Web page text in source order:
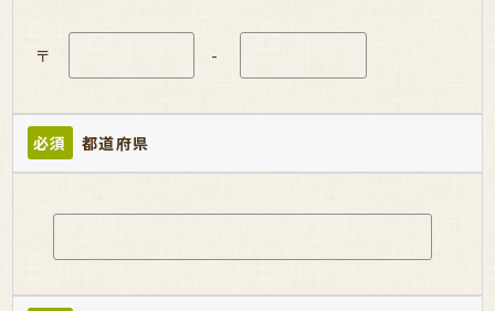
〒 -
必須 都道府県